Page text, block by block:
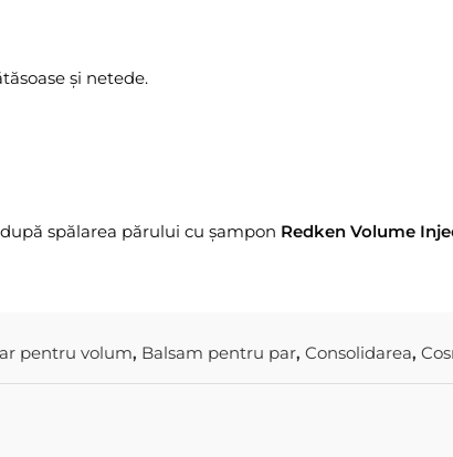
și netede.
spălarea părului cu șampon Redken Volume
pentru volum, Balsam pentru par, Consolidarea,